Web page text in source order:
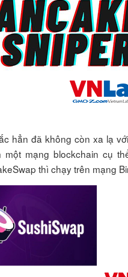
hẳn đã không còn xa lạ
mạng blockchain cụ
thì chạy trên mạng